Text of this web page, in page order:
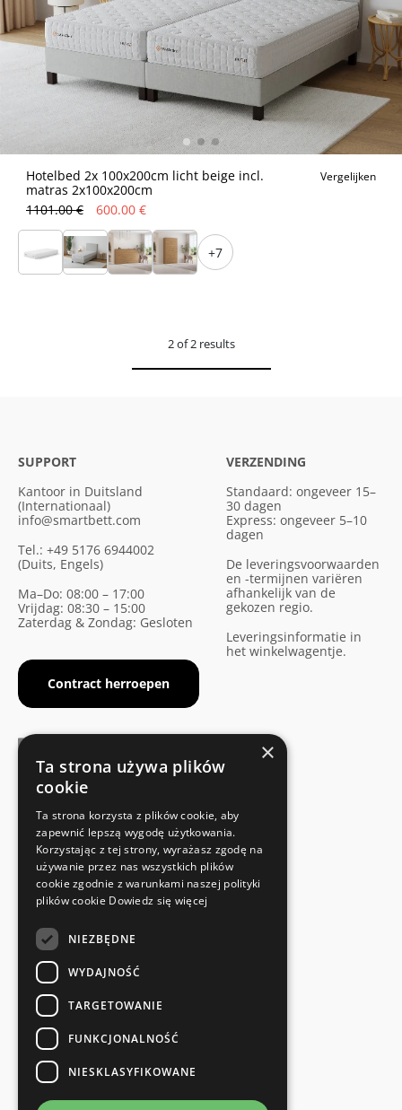
Hotelbed 2x 100x200cm licht beige incl.
matras 2x100x200cm
Vergelijken
1101.00 € 600.00 €
+7
2 of 2 results
SUPPORT
Kantoor in Duitsland
(Internationaal)
info@smartbett.com
Tel.: +49 5176 6944002
(Duits, Engels)
Ma–Do: 08:00 – 17:00
Vrijdag: 08:30 – 15:00
Zaterdag & Zondag: Gesloten
Contract herroepen
VERZENDING
Standaard: ongeveer 15–
30 dagen
Express: ongeveer 5–10
dagen
De leveringsvoorwaarden
en -termijnen variëren
afhankelijk van de
gekozen regio.
Leveringsinformatie in
het winkelwagentje.
Voldoet aan de veiligheidsnormen
SNELLE EN EENVOUDIGE RETOUR
Retourservice
RECHTSTREEKS VAN DE FABRIKANT
Speciale kwaliteitscontrole
en meer...
×
Ta strona używa plików
cookie
Ta strona korzysta z plików cookie, aby
zapewnić lepszą wygodę użytkowania.
Korzystając z tej strony, wyrażasz zgodę na
używanie przez nas wszystkich plików
cookie zgodnie z warunkami naszej polityki
plików cookie Dowiedz się więcej
NIEZBĘDNE
WYDAJNOŚĆ
TARGETOWANIE
FUNKCJONALNOŚĆ
NIESKLASYFIKOWANE